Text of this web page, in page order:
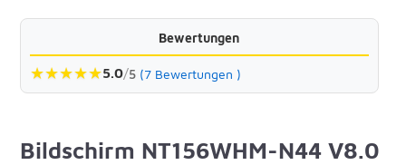
Bewertungen
★★★★★5.0/5 (7 Bewertungen )
Bildschirm NT156WHM-N44 V8.0